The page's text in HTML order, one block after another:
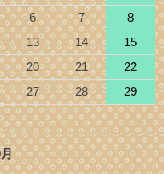
6 7
8
13 14
15
20 21
22
27 28
29